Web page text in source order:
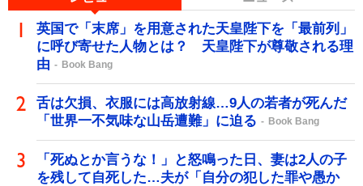
英国で「末席」を用意された天皇陛下を「最前列」
に呼び寄せた人物とは？ 天皇陛下が尊敬される理
由
Book Bang
舌は欠損、衣服には高放射線…9人の若者が死んだ
「世界一不気味な山岳遭難」に迫る
Book Bang
「死ぬとか言うな！」と怒鳴った日、妻は2人の子
を残して自死した…夫が「自分の犯した罪や愚か